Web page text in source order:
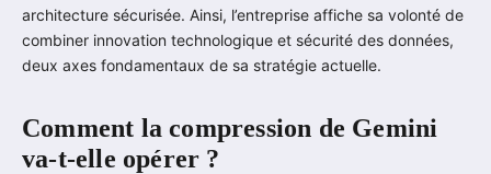
architecture sécurisée. Ainsi, l’entreprise affiche sa volonté de
combiner innovation technologique et sécurité des données,
deux axes fondamentaux de sa stratégie actuelle.
Comment la compression de Gemini
va-t-elle opérer ?